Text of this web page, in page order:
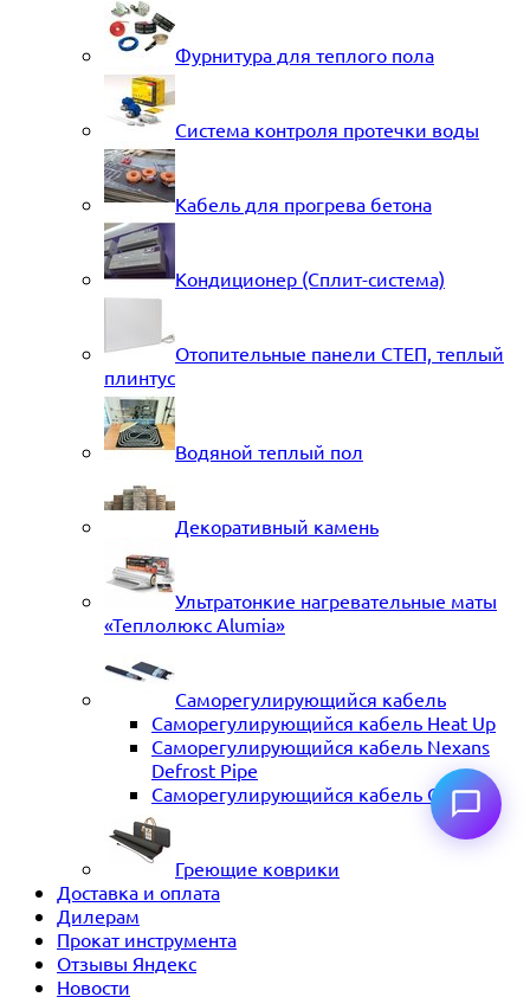
Фурнитура для теплого пола
Система контроля протечки воды
Кабель для прогрева бетона
Кондиционер (Сплит-система)
Отопительные панели СТЕП, теплый
плинтус
Водяной теплый пол
Декоративный камень
Ультратонкие нагревательные маты
«Теплолюкс Alumia»
Саморегулирующийся кабель
Саморегулирующийся кабель Heat Up
Саморегулирующийся кабель Nexans
Defrost Pipe
Саморегулирующийся кабель ССТ
Греющие коврики
Доставка и оплата
Дилерам
Прокат инструмента
Отзывы Яндекс
Новости